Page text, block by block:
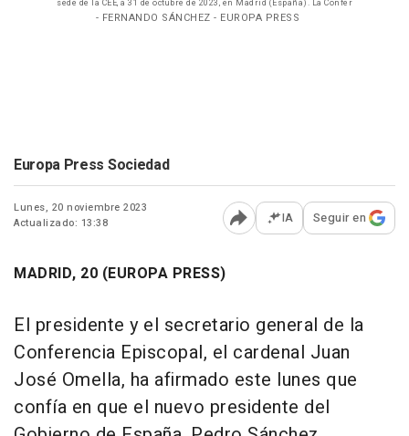
sede de la CEE, a 31 de octubre de 2023, en Madrid (España). La Confer
- FERNANDO SÁNCHEZ - EUROPA PRESS
Europa Press Sociedad
Lunes, 20 noviembre 2023
Actualizado: 13:38
Abrir opciones para
IA Seguir en
MADRID, 20 (EUROPA PRESS)
El presidente y el secretario general de la
Conferencia Episcopal, el cardenal Juan
José Omella, ha afirmado este lunes que
confía en que el nuevo presidente del